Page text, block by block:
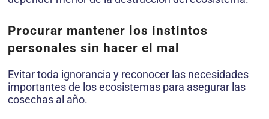
Procurar mantener los instintos
personales sin hacer el mal
Evitar toda ignorancia y reconocer las necesidades
importantes de los ecosistemas para asegurar las
cosechas al año.